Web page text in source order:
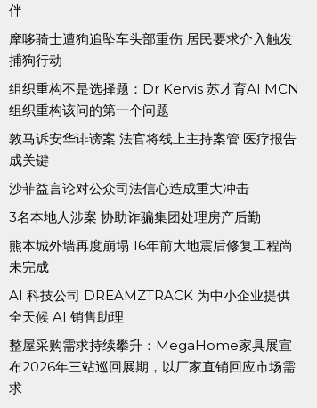
伴
摩哆骑士遭狗追坠车头部重伤 居民要求介入触发
捕狗行动
组织重构不是选择题：Dr Kervis 苏才育AI MCN
组织重构该问的第一个问题
敦马诉安华诽谤案 法官将线上主持案管 医疗报告
成关键
沙菲益言论对公众司法信心造成重大冲击
3名本地人涉案 协助诈骗集团处理房产后勤
熊本城外墙再度崩塌 16年前大地震后修复工程尚
未完成
AI 科技公司 DREAMZTRACK 为中小企业提供
全天候 AI 销售助理
整屋采购需求持续攀升：MegaHome家具展宣
布2026年三站巡回展期，以厂家直销回应市场需
求